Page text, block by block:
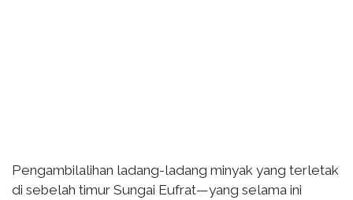
Pengambilalihan ladang-ladang minyak yang terletak
di sebelah timur Sungai Eufrat—yang selama ini